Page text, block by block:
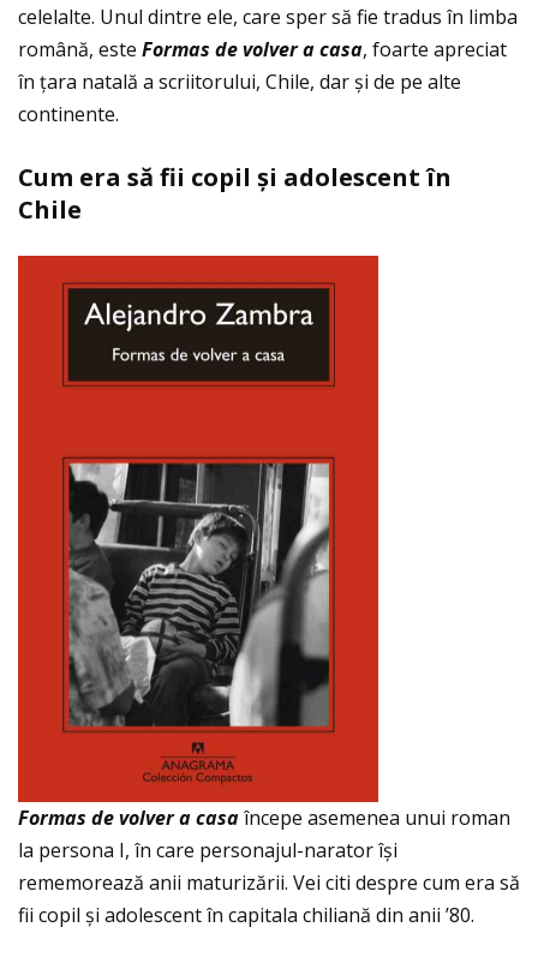
celelalte. Unul dintre ele, care sper să fie tradus în limba
română, este Formas de volver a casa, foarte apreciat
în ţara natală a scriitorului, Chile, dar și de pe alte
continente.
Cum era să fii copil și adolescentîn
Chile
Formas de volver a casaîncepe asemenea unui roman
la persona I, în care personajul-narator își
rememorează anii maturizării. Vei citi despre cum era să
fii copil și adolescent în capitala chiliană din anii ’80.